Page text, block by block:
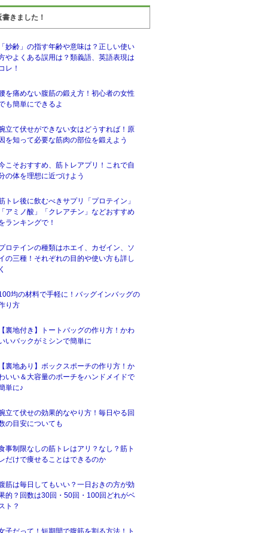
書きました！
妙齢」の指す年齢や意味は？正しい使い
やよくある誤用は？類義語、英語表現は
レ！
を痛めない腹筋の鍛え方！初心者の女性
も簡単にできるよ
立て伏せができない女はどうすれば！原
を知って必要な筋肉の部位を鍛えよう
こそおすすめ、筋トレアプリ！これで自
の体を理想に近づけよう
トレ後に飲むべきサプリ「プロテイン」
アミノ酸」「クレアチン」などおすすめ
ランキングで！
ロテインの種類はホエイ、カゼイン、ソ
の三種！それぞれの目的や使い方も詳し
均の材料で手軽に！バッグインバッグの
り方
裏地付き】トートバッグの作り方！かわ
いバックがミシンで簡単に
裏地あり】ボックスポーチの作り方！か
いい＆大容量のポーチをハンドメイドで
単に♪
立て伏せの効果的なやり方！毎日やる回
の目安についても
事制限なしの筋トレはアリ？なし？筋ト
だけで痩せることはできるのか
筋は毎日してもいい？一日おきの方が効
的？回数は30回・50回・100回どれがベ
ト？